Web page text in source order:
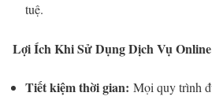
tuệ.
Lợi Ích Khi Sử Dụng Dịch Vụ Online
Tiết kiệm thời gian: Mọi quy trình